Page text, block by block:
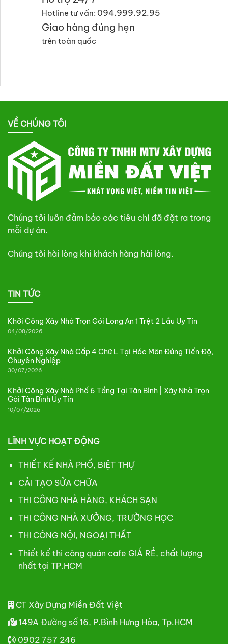
Hotline tư vấn: 094.999.92.95
Giao hàng đúng hẹn
trên toàn quốc
VỀ CHÚNG TÔI
Chúng tôi luôn đảm bảo các tiêu chí đã đặt ra trong
mỗi dự án.
Chúng tôi hài lòng khi khách hàng hài lòng.
TIN TỨC
Khởi Công Xây Nhà Trọn Gói Long An 1 Trệt 2 Lầu Uy Tín
04/08/2026
Khởi Công Xây Nhà Cấp 4 Chữ L Tại Hóc Môn Đúng Tiến Độ,
Chuyên Nghiệp
30/07/2026
Khởi Công Xây Nhà Phố 6 Tầng Tại Tân Bình | Xây Nhà Trọn
Gói Tân Bình Uy Tín
10/07/2026
LĨNH VỰC HOẠT ĐỘNG
THIẾT KẾ NHÀ PHỐ, BIỆT THỰ
CẢI TẠO SỬA CHỮA
THI CÔNG NHÀ HÀNG, KHÁCH SẠN
THI CÔNG NHÀ XƯỞNG, TRƯỜNG HỌC
THI CÔNG NỘI, NGOẠI THẤT
Thiết kế thi công quán cafe GIÁ RẺ, chất lượng
nhất tại TP.HCM
CT Xây Dựng Miền Đất Việt
149A Đường số 16, P.Bình Hưng Hòa, Tp.HCM
0902 757 246